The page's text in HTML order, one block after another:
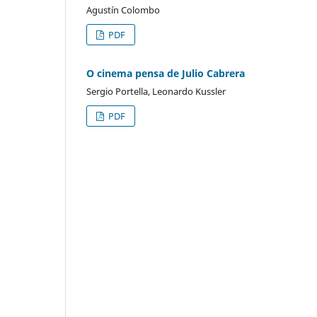
Agustín Colombo
PDF
O cinema pensa de Julio Cabrera
Sergio Portella, Leonardo Kussler
PDF